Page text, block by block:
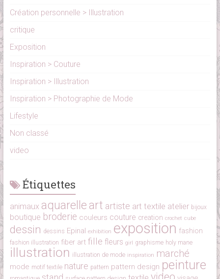
Création personnelle > Illustration
critique
Exposition
Inspiration > Couture
Inspiration > Illustration
Inspiration > Photographie de Mode
Lifestyle
Non classé
video
Étiquettes
animaux aquarelle art artiste art textile atelier bijoux
boutique broderie couleurs couture creation crochet cube
dessin dessins Epinal exhibition exposition fashion
fashion illustration fiber art fille fleurs girl graphisme holy mane
illustration illustration de mode inspiration marché
mode motif textile nature pattern pattern design peinture